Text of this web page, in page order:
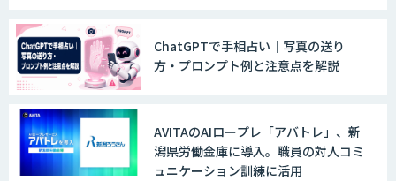
ChatGPTで手相占い｜写真の送り
方・プロンプト例と注意点を解説
AVITAのAIロープレ「アバトレ」、新
潟県労働金庫に導入。職員の対人コミ
ュニケーション訓練に活用